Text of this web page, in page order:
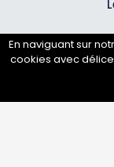
En naviguant sur
cookies avec